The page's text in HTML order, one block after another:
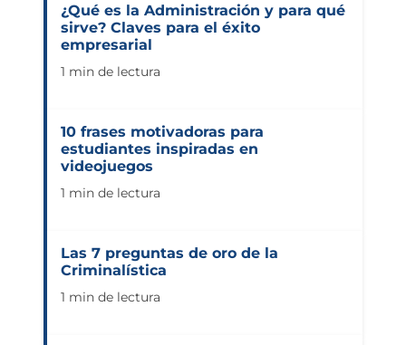
¿Qué es la Administración y para qué
sirve? Claves para el éxito
empresarial
1 min de lectura
10 frases motivadoras para
estudiantes inspiradas en
videojuegos
1 min de lectura
Las 7 preguntas de oro de la
Criminalística
1 min de lectura